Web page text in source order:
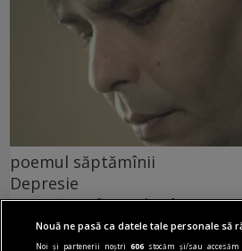
poemul săptămînii
Depresie
Cum să nu fiu mohorît
Nouă ne pasă ca datele tale personale să
Noi și partenerii noștri606 stocăm și/sau